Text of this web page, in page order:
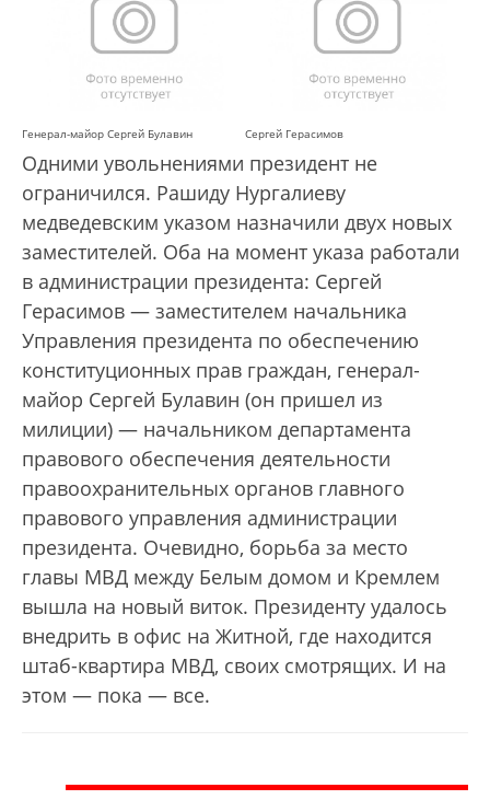
Генерал-майор Сергей Булавин Сергей Герасимов
Одними увольнениями президент не
ограничился. Рашиду Нургалиеву
медведевским указом назначили двух новых
заместителей. Оба на момент указа работали
в администрации президента: Сергей
Герасимов — заместителем начальника
Управления президента по обеспечению
конституционных прав граждан, генерал-
майор Сергей Булавин (он пришел из
милиции) — начальником департамента
правового обеспечения деятельности
правоохранительных органов главного
правового управления администрации
президента. Очевидно, борьба за место
главы МВД между Белым домом и Кремлем
вышла на новый виток. Президенту удалось
внедрить в офис на Житной, где находится
штаб-квартира МВД, своих смотрящих. И на
этом — пока — все.